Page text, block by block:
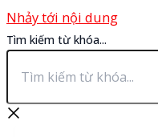
Nhảy tới nội dung
Tìm kiếm từ khóa...